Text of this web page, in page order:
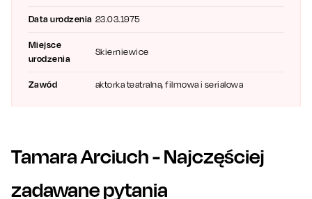
Data urodzenia 23.03.1975
Miejsce
urodzenia
Skierniewice
Zawód aktorka teatralna, filmowa i serialowa
Tamara Arciuch- Najczęściej
zadawane pytania